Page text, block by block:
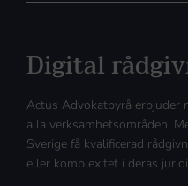
Digital
Actus Advokatbyrå erbjuder
alla verksamhetsområden.
Sverige få kvalificerad
eller komplexitet i deras